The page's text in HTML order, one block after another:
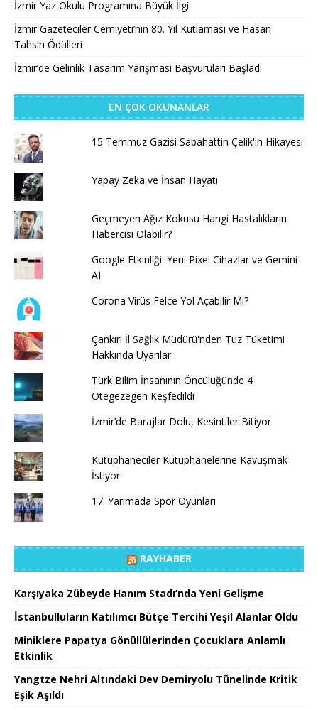
İzmir Yaz Okulu Programına Büyük İlgi
İzmir Gazeteciler Cemiyeti’nin 80. Yıl Kutlaması ve Hasan
Tahsin Ödülleri
İzmir’de Gelinlik Tasarım Yarışması Başvuruları Başladı
EN ÇOK OKUNANLAR
15 Temmuz Gazisi Sabahattin Çelik'in Hikayesi
Yapay Zeka ve İnsan Hayatı
Geçmeyen Ağız Kokusu Hangi Hastalıkların
Habercisi Olabilir?
Google Etkinliği: Yeni Pixel Cihazlar ve Gemini
AI
Corona Virüs Felce Yol Açabilir Mi?
Çankırı İl Sağlık Müdürü'nden Tuz Tüketimi
Hakkında Uyarılar
Türk Bilim İnsanının Öncülüğünde 4
Ötegezegen Keşfedildi
İzmir’de Barajlar Dolu, Kesintiler Bitiyor
Kütüphaneciler Kütüphanelerine Kavuşmak
İstiyor
17. Yarımada Spor Oyunları
RAYHABER
Karşıyaka Zübeyde Hanım Stadı’nda Yeni Gelişme
İstanbulluların Katılımcı Bütçe Tercihi Yeşil Alanlar Oldu
Miniklere Papatya Gönüllülerinden Çocuklara Anlamlı
Etkinlik
Yangtze Nehri Altındaki Dev Demiryolu Tünelinde Kritik
Eşik Aşıldı